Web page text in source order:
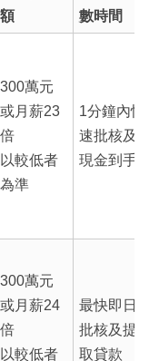
額
數時間
300萬元
或月薪23
倍
以較低者
為準
1分鐘內快
速批核及
現金到手
300萬元
或月薪24
倍
以較低者
最快即日
批核及提
取貸款